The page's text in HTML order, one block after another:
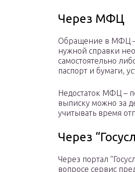
Через МФЦ
Обращение в МФЦ –
нужной справки
самостоятельно
паспорт и бумаги,
Недостаток МФЦ –
выписку можно за
учитывать время
Через
Через портал
вопросе сервис